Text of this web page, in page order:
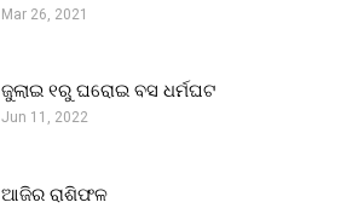
Mar 26, 2021
ଜୁଲାଇ ୧ରୁ ଘରୋଇ ବସ ଧର୍ମଘଟ
Jun 11, 2022
ଆଜିର ରାଶିଫଳ